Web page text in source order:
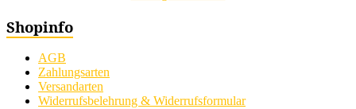
Shopinfo
AGB
Zahlungsarten
Versandarten
Widerrufsbelehrung & Widerrufsformular